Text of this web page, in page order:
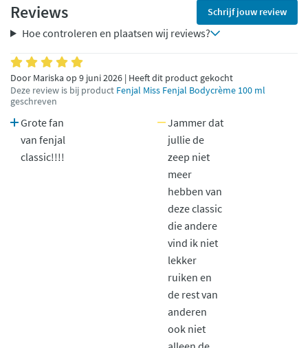
Reviews Schrijf jouw review
Hoe controleren en plaatsen wij reviews?
Door Mariska op 9 juni 2026 | Heeft dit product gekocht
Deze review is bij product Fenjal Miss Fenjal Bodycrème 100 ml
geschreven
Grote fan
van fenjal
classic!!!!
Jammer dat
jullie de
zeep niet
meer
hebben van
deze classic
die andere
vind ik niet
lekker
ruiken en
de rest van
anderen
ook niet